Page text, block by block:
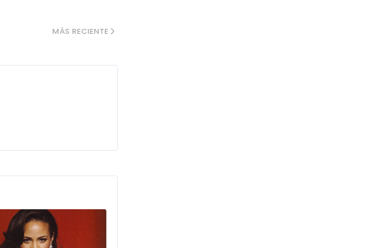
MÁS RECIENTE